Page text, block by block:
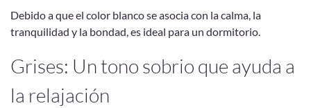
Debido a que el color blanco se asocia con la calma, la
tranquilidad y la bondad, es ideal para un dormitorio.
Grises: Un tono sobrio que ayuda a
la relajación